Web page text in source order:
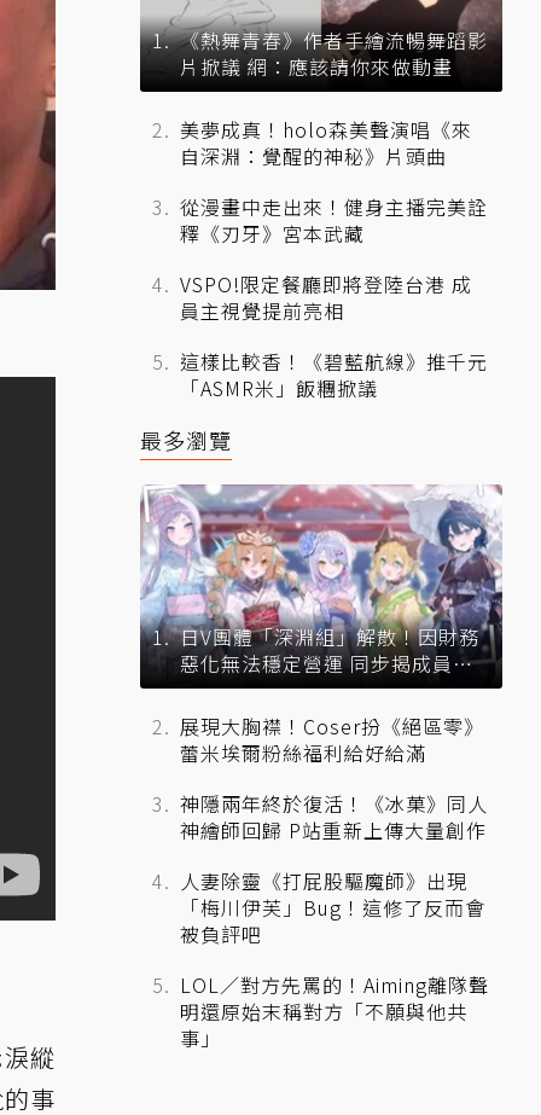
縱
事
《熱舞青春》作者手繪流暢舞蹈影
片掀議 網：應該請你來做動畫
美夢成真！holo森美聲演唱《來
自深淵：覺醒的神秘》片頭曲
從漫畫中走出來！健身主播完美詮
釋《刃牙》宮本武藏
VSPO!限定餐廳即將登陸台港 成
員主視覺提前亮相
這樣比較香！《碧藍航線》推千元
「ASMR米」飯糰掀議
最多瀏覽
日V團體「深淵組」解散！因財務
惡化無法穩定營運 同步揭成員未
來去向
展現大胸襟！Coser扮《絕區零》
蕾米埃爾粉絲福利給好給滿
神隱兩年終於復活！《冰菓》同人
神繪師回歸 P站重新上傳大量創作
人妻除靈《打屁股驅魔師》出現
「梅川伊芙」Bug！這修了反而會
被負評吧
LOL／對方先罵的！Aiming離隊聲
明還原始末稱對方「不願與他共
事」